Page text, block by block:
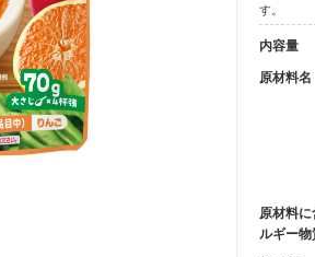
す。
内容量
原材料名
原材料
ルギー物